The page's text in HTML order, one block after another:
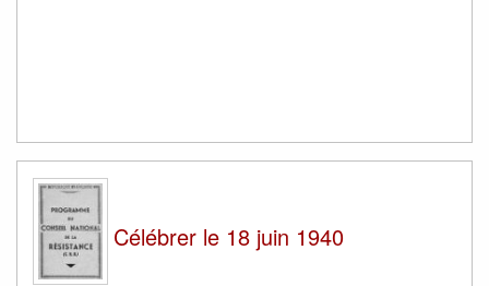
Célébrer le 18 juin 1940